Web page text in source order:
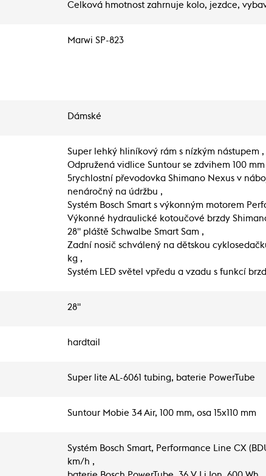
Celková hmotnost zahrnuje kolo, jezdce,
Marwi SP-823
Dámské
Super lehký hliníkový rám s nízkým nástupem ,
Odpružená vidlice Suntour se zdvihem 100 mm
5rychlostní převodovka Shimano Nexus v
nenáročný na údržbu ,
Systém Bosch Smart s výkonným motorem
Výkonné hydraulické kotoučové brzdy
28" pláště Schwalbe Smart Sam ,
Zadní nosič schválený na dětskou
kg ,
Systém LED světel vpředu a vzadu s funkcí
28"
hardtail
Super lite AL-6061 tubing, baterie PowerTube
Suntour Mobie 34 Air, 100 mm, osa 15x110 mm
Systém Bosch Smart, Performance Line CX
km/h ,